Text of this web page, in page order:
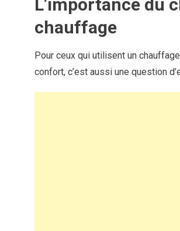
L’importance du
chauffage
Pour ceux qui utilisent un
confort, c’est aussi une question